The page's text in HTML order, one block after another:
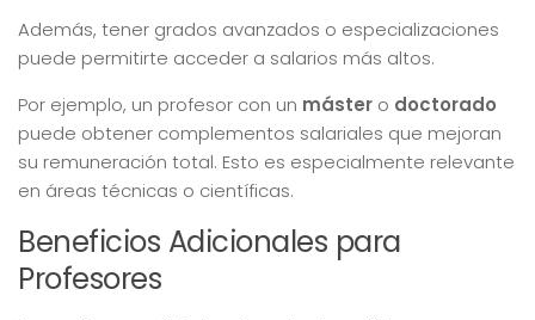
Además, tener grados avanzados o especializaciones
puede permitirte acceder a salarios más altos.
Por ejemplo, un profesor con un máster o doctorado
puede obtener complementos salariales que mejoran
su remuneración total. Esto es especialmente relevante
en áreas técnicas o científicas.
Beneficios Adicionales para
Profesores